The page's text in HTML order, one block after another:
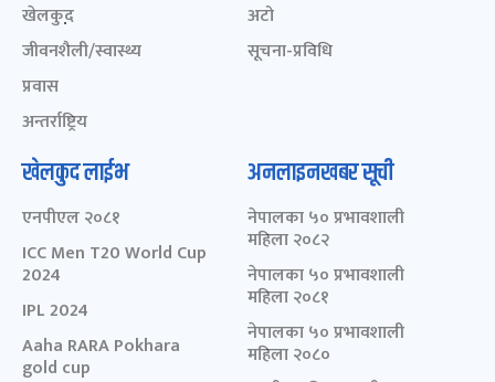
खेलकुद़़
जीवनशैली/स्वास्थ्य
प्रवास
अन्तर्राष्ट्रिय
अटो
सूचना-प्रविधि
खेलकुद लाईभ
एनपीएल २०८१
ICC Men T20 World Cup
2024
IPL 2024
Aaha RARA Pokhara
gold cup
अनलाइनखबर सूची
नेपालका ५० प्रभावशाली
महिला २०८२
नेपालका ५० प्रभावशाली
महिला २०८१
नेपालका ५० प्रभावशाली
महिला २०८०